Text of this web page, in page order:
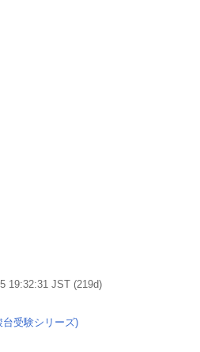
19:32:31 JST (219d)
受験シリーズ)